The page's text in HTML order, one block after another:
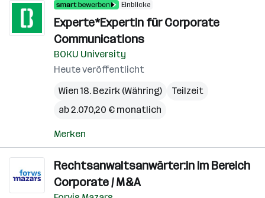
in
Wien
Einblicke
Experte*Expertin für Corporate
Communications
BOKU University
Heute veröffentlicht
Wien 18. Bezirk (Währing)
Teilzeit
ab 2.070,20 € monatlich
Merken
Rechtsanwaltsanwärter:in im Bereich
Corporate / M&A